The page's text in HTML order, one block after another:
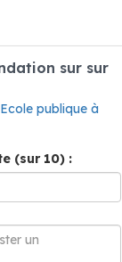
sur sur
Ecole publique à
(sur 10) :